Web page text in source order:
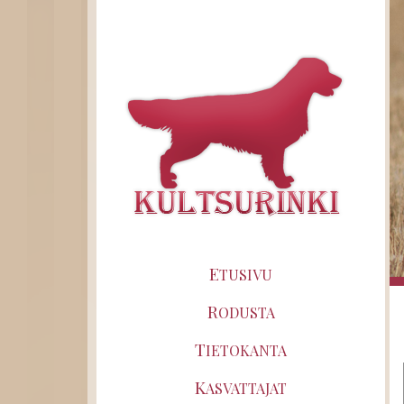
ETUSIVU
RODUSTA
TIETOKANTA
KASVATTAJAT